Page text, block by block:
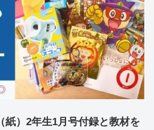
（紙）2年生1月号付録と教材を